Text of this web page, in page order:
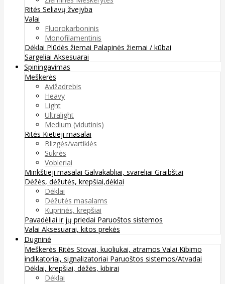
Ritės Seliavų žvejyba
Valai
Fluorokarboninis
Monofilamentinis
Dėklai Plūdės žiemai Palapinės žiemai / kūbai
Sargeliai Aksesuarai
Spiningavimas
Meškerės
Avižadrebis
Heavy
Light
Ultralight
Medium (vidutinis)
Ritės Kietieji masalai
Blizgės/vartiklės
Sukrės
Vobleriai
Minkštieji masalai Galvakabliai, svareliai Graibštai
Dėžės, dėžutės, krepšiai,dėklai
Dėklai
Dėžutės masalams
Kuprinės, krepšiai
Pavadėliai ir jų priedai Paruoštos sistemos
Valai Aksesuarai, kitos prekės
Dugninė
Meškerės Ritės Stovai, kuoliukai, atramos Valai Kibimo
indikatoriai, signalizatoriai Paruoštos sistemos/Atvadai
Dėklai, krepšiai, dėžės, kibirai
Dėklai